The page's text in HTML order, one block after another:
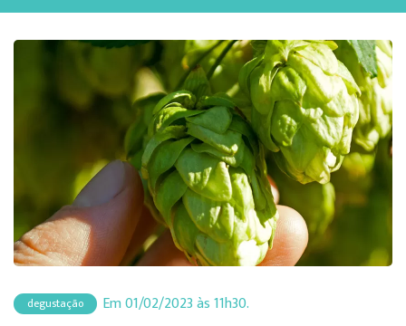
degustação Em 01/02/2023 às 11h30.